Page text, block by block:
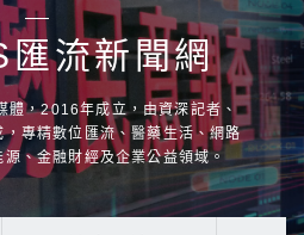
匯流新聞網
體，2016年成立，由資深記者、
專精數位匯流、醫藥生活、網路
、金融財經及企業公益領域。